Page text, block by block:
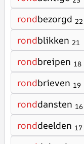
rondbezorgd 22
rondblikken 21
rondbreipen 18
rondbrieven 19
ronddansten 16
ronddeelden 17